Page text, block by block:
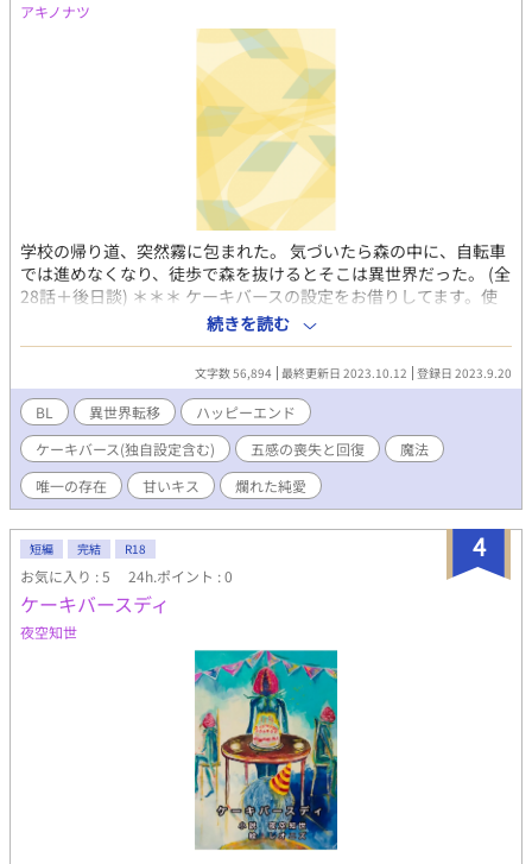
アキノナツ
学校の帰り道、突然霧に包まれた。 気づいたら森の中に、自転車
では進めなくなり、徒歩で森を抜けるとそこは異世界だった。 (全
28話＋後日談) ＊＊＊ ケーキバースの設定をお借りしてます。使
用が独自です。独自過ぎて『亜種』です。 全感覚喪失と回復が書
きたくて、設定をお借りしました m(_ _)m 【主人公の『フォー
ク』に『ケーキ』は殺されません！】 異世界に転移して『フォー
ク』という者になった主人公は『ケーキ』を求めて国内を移動し
ます。 全ての感覚を失って、感覚を取り戻す為に『ケーキ』たち
と関わり、完全に取り戻すには『唯一のケーキ』を探さなければ
いけないてな感です。 話の都合上、複数の相手と致す事になりま
す。 主人公は心に決めた人がいます。あしらわれながらも告白し
てます。相手も好きなのですが、素直になれずにいます。最後は
てます(￣▽￣;) 人食の直接表現はありません。 主人公はそういう
事はしません。 なんでもありの方向けでよろしくお願いします。
いつもの思いつきで書き出したので…よろしくです(￣▽￣;) エロ
中心の話になると思います。R18はタイトル後ろに ※ をつけ
ます。
続きを読む
文字数 56,894 最終更新日 2023.10.12 登録日 2023.9.20
BL 異世界転移
ハッピーエンド
ケーキバース(独自設定含む)
五感の喪失と回復
魔法
唯一の存在
甘いキス 爛れた純愛
4
短編 完結 R18
お気に入り : 5 24h.ポイント : 0
ケーキバースディ
夜空知世